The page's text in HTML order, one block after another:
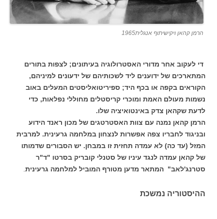
הרמן קהאן ויקישיתוף אנגלית1965
די לעקוב אחר מדורי האסטרולוגיה בעיתונים; לצפות בתורים
המתארכים של ידוענים ליד לשכותיהם של ידעונים למיניהם,
הקוראים בקפה או בכף היד; ספיריטואליסטים המעלים באוב
נשמות מעולם האמת ומוכרי קריסטלים מחוללי נפלאות, כדי
לדעת שקהאן צדק באינטואיציה שלו.
הרמן קהאן נמנה עם צוות האסטרטגים של מכון ראנד הידוע
ובניגוד לחבריו צפה אפשרות לנצחון במלחמה גרעינית. למרבית
המזל (עד כה) לא עמדה תחזית זו במבחן. יש הסבורים שדמותו
של קהאן עמדה לנגד עיניו של סטנלי קובריק בסרטו "ד"ר
סטרנג'לאב" המתאר מדען מטורף המוביל למלחמה גרעינית.
ההיסטוריה נמשכת